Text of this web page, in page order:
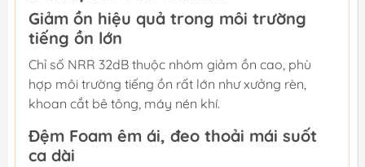
Giảm ồn hiệu quả trong môi trường
tiếng ồn lớn
Chỉ số NRR 32dB thuộc nhóm giảm ồn cao, phù
hợp môi trường tiếng ồn rất lớn như xưởng rèn,
khoan cắt bê tông, máy nén khí.
Đệm Foam êm ái, đeo thoải mái suốt
ca dài